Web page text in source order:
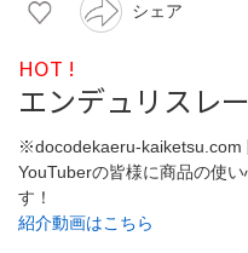
シェア
HOT !
エンデュリスレ
※docodekaeru-kaiketsu.com
YouTuberの皆様に商品の使
す！
紹介動画はこちら